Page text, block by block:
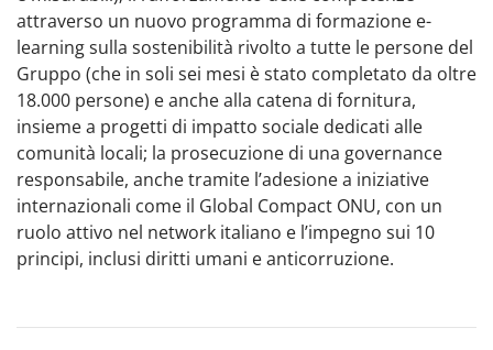
attraverso un nuovo programma di formazione e-
learning sulla sostenibilità rivolto a tutte le persone del
Gruppo (che in soli sei mesi è stato completato da oltre
18.000 persone) e anche alla catena di fornitura,
insieme a progetti di impatto sociale dedicati alle
comunità locali; la prosecuzione di una governance
responsabile, anche tramite l’adesione a iniziative
internazionali come il Global Compact ONU, con un
ruolo attivo nel network italiano e l’impegno sui 10
principi, inclusi diritti umani e anticorruzione.